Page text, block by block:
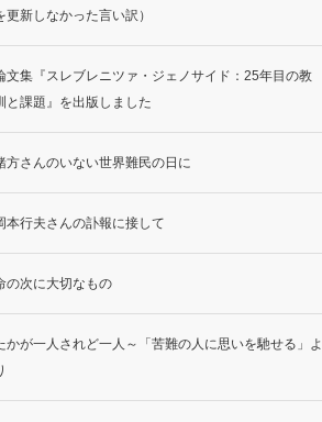
更新しなかった言い訳）
文集『スレブレニツァ・ジェノサイド：25年目の教
と課題』を出版しました
方さんのいない世界難民の日に
本行夫さんの訃報に接して
の次に大切なもの
かが一人されど一人～「苦難の人に思いを馳せる」よ